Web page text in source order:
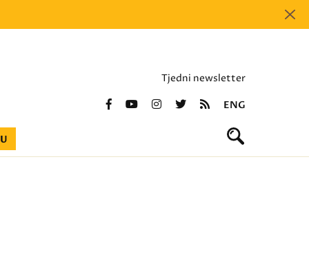
Tjedni newsletter
ENG